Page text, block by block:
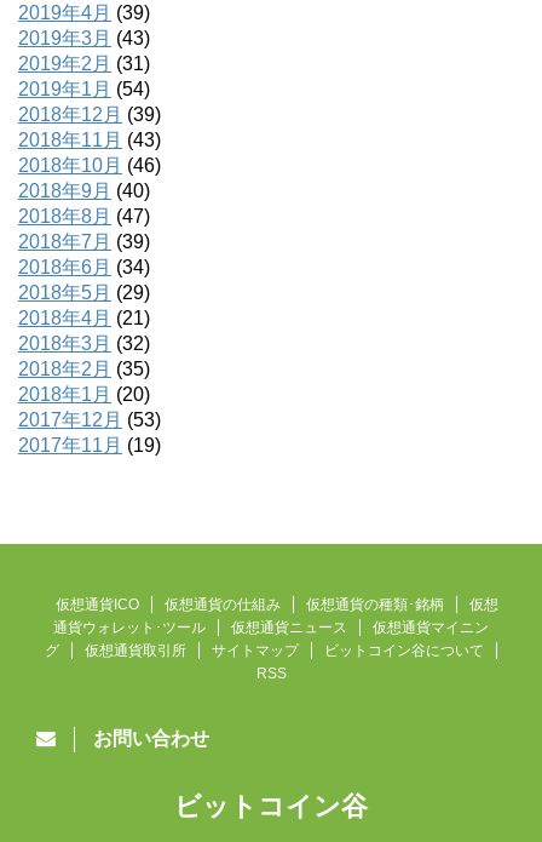
2019年4月 (39)
2019年3月 (43)
2019年2月 (31)
2019年1月 (54)
2018年12月 (39)
2018年11月 (43)
2018年10月 (46)
2018年9月 (40)
2018年8月 (47)
2018年7月 (39)
2018年6月 (34)
2018年5月 (29)
2018年4月 (21)
2018年3月 (32)
2018年2月 (35)
2018年1月 (20)
2017年12月 (53)
2017年11月 (19)
仮想通貨ICO 仮想通貨の仕組み 仮想通貨の種類･銘柄
仮想
通貨ウォレット･ツール
仮想通貨ニュース
仮想通貨マイニン
グ
仮想通貨取引所 サイトマップ
ビットコイン谷について
RSS
お問い合わせ
ビットコイン谷